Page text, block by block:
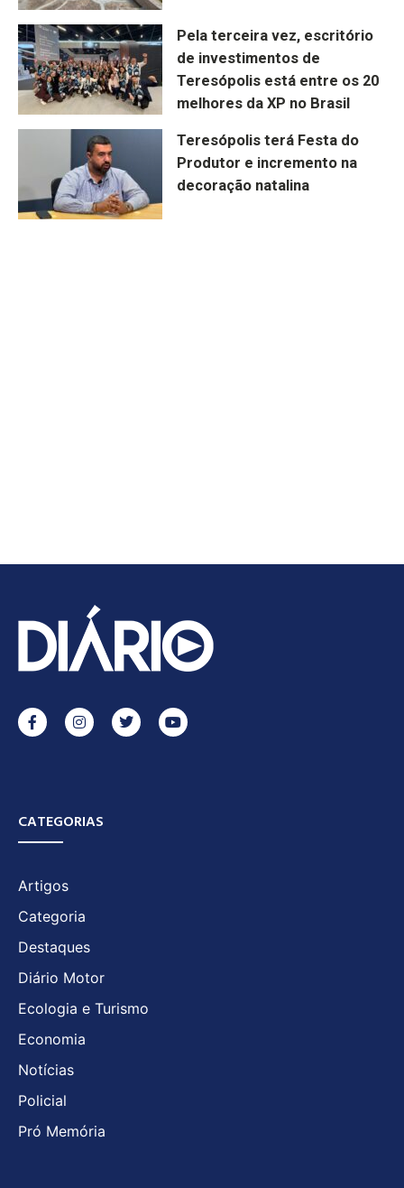
Pela terceira vez, escritório
de investimentos de
Teresópolis está entre os 20
melhores da XP no Brasil
Teresópolis terá Festa do
Produtor e incremento na
decoração natalina
CATEGORIAS
Artigos
Categoria
Destaques
Diário Motor
Ecologia e Turismo
Economia
Notícias
Policial
Pró Memória